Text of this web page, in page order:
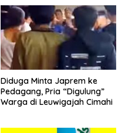
Diduga Minta Japrem ke
Pedagang, Pria “Digulung”
Warga di Leuwigajah Cimahi